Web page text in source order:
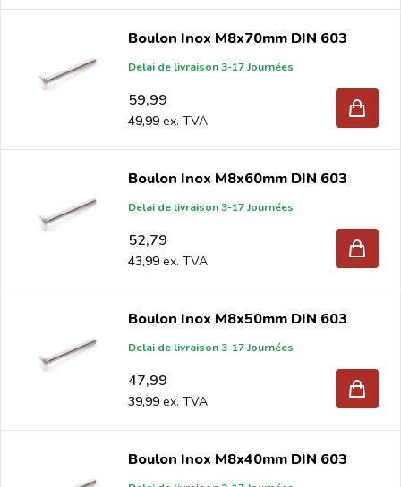
Boulon Inox M8x70mm DIN 603
Delai de livraison 3-17 Journées
59,99
49,99
Boulon Inox M8x60mm DIN 603
Delai de livraison 3-17 Journées
52,79
43,99
Boulon Inox M8x50mm DIN 603
Delai de livraison 3-17 Journées
47,99
39,99
Boulon Inox M8x40mm DIN 603